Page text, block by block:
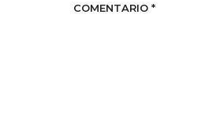
COMENTARIO *